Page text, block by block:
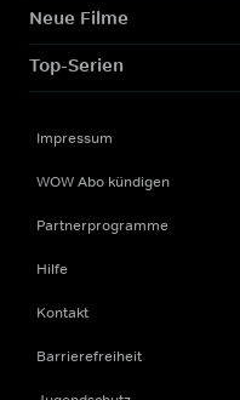
Neue Filme
Top-Serien
Impressum
WOW Abo kündigen
Partnerprogramme
Hilfe
Kontakt
Barrierefreiheit